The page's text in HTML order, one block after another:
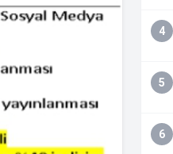
4
5
6